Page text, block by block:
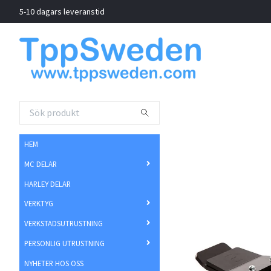
5-10 dagars leveranstid
HEM
MC DELAR
HARLEY DELAR
VERKTYG
VERKSTADSUTRUSTNING
PERSONLIG UTRUSTNING
NYHETER HOS OSS